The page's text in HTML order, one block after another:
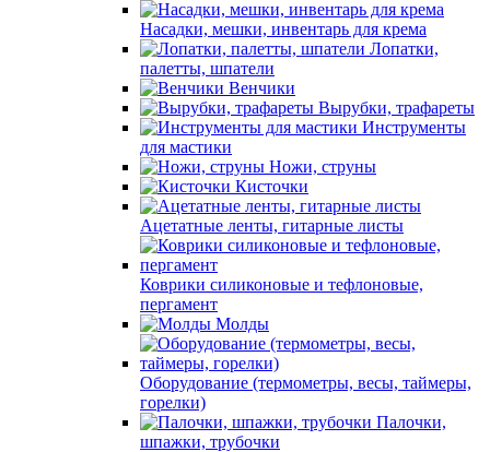
Насадки, мешки, инвентарь для крема
Лопатки,
палетты, шпатели
Венчики
Вырубки, трафареты
Инструменты
для мастики
Ножи, струны
Кисточки
Ацетатные ленты, гитарные листы
Коврики силиконовые и тефлоновые,
пергамент
Молды
Оборудование (термометры, весы, таймеры,
горелки)
Палочки,
шпажки, трубочки